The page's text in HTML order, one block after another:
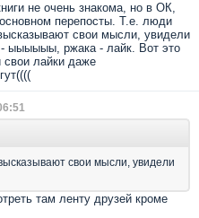
не очень знакома, но в ОК,
перепосты. Т.е. люди
свои мысли, увидели
- ыыыыыы, ржака - лайк. Вот это
свои лайки даже
свои мысли, увидели
там ленту друзей кроме